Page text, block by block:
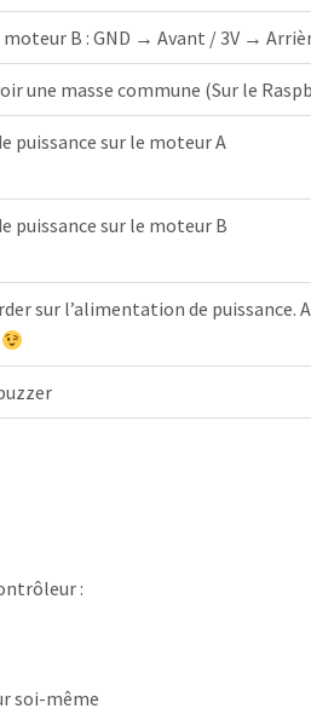
moteur B : GND → Avant / 3V →
une masse commune (Sur le
puissance sur le moteur A
puissance sur le moteur B
sur l’alimentation de puissance.
:
soi-même